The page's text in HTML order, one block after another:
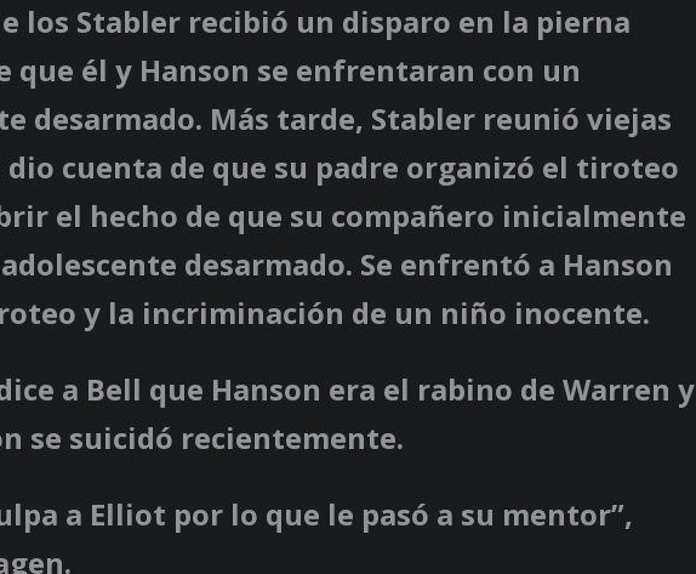
los Stabler recibió un disparo en la pierna
que él y Hanson se enfrentaran con un
desarmado. Más tarde, Stabler reunió viejas
dio cuenta de que su padre organizó el tiroteo
el hecho de que su compañero inicialmente
desarmado. Se enfrentó a Hanson
y la incriminación de un niño inocente.
a Bell que Hanson era el rabino de Warren y
se suicidó recientemente.
a Elliot por lo que le pasó a su mentor”,